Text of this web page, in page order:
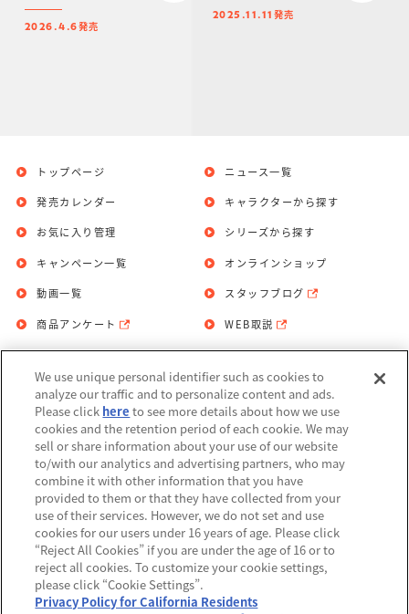
2026.4.6発売
2025.11.11 発売
トップページ
発売カレンダー
お気に入り管理
ニュース一覧
キャラクターから探す
シリーズから探す
キャンペーン一覧
動画一覧
商品アンケート
オンラインショップ
スタッフブログ
WEB取説
お問い合わせ 個人情報保護方針
利用規約
Do Not Sell or Share My Personal
Information
アレルギー情報
©BANDAI
We use unique personal identifier such as cookies to
analyze our traffic and to personalize content and ads.
Please click here to see more details about how we use
cookies and the retention period of each cookie. We may
sell or share information about your use of our website
to/with our analytics and advertising partners, who may
combine it with other information that you have
provided to them or that they have collected from your
use of their services. However, we do not set and use
cookies for our users under 16 years of age. Please click
“Reject All Cookies” if you are under the age of 16 or to
reject all cookies. To customize your cookie settings,
please click “Cookie Settings”.
Privacy Policy for California Residents